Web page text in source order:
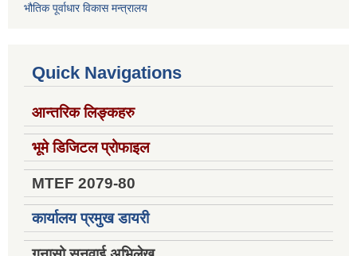
भौतिक पूर्वाधार विकास मन्त्रालय
Quick Navigations
आन्तरिक लिङ्कहरु
भूमे डिजिटल प्रोफाइल
MTEF 2079-80
कार्यालय प्रमुख डायरी